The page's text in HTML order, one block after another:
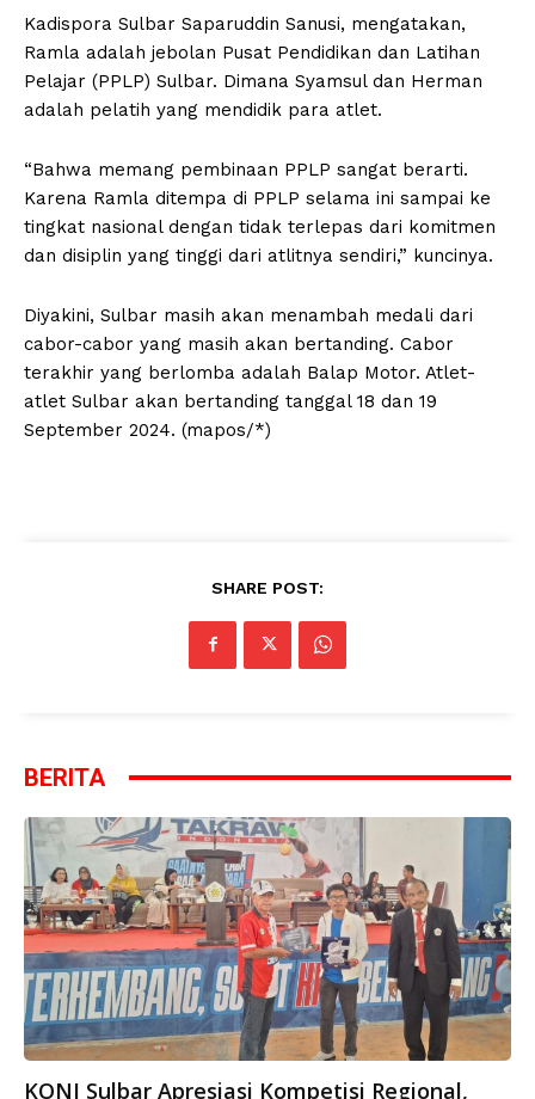
Kadispora Sulbar Saparuddin Sanusi, mengatakan,
Ramla adalah jebolan Pusat Pendidikan dan Latihan
Pelajar (PPLP) Sulbar. Dimana Syamsul dan Herman
adalah pelatih yang mendidik para atlet.
“Bahwa memang pembinaan PPLP sangat berarti.
Karena Ramla ditempa di PPLP selama ini sampai ke
tingkat nasional dengan tidak terlepas dari komitmen
dan disiplin yang tinggi dari atlitnya sendiri,” kuncinya.
Diyakini, Sulbar masih akan menambah medali dari
cabor-cabor yang masih akan bertanding. Cabor
terakhir yang berlomba adalah Balap Motor. Atlet-
atlet Sulbar akan bertanding tanggal 18 dan 19
September 2024. (mapos/*)
SHARE POST:
BERITA
KONI Sulbar Apresiasi Kompetisi Regional,